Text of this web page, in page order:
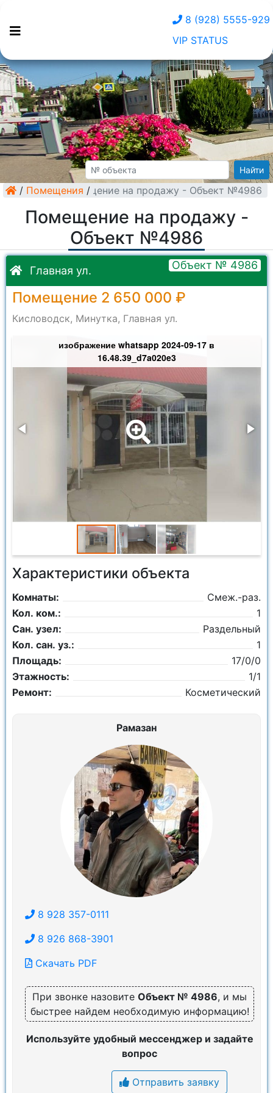
8 (928) 5555-929
VIP STATUS
Найти
/ Помещения /
Помещение на продажу - Объект №4986
Помещение на продажу -
Объект №4986
Главная ул. Объект № 4986
Помещение 2 650 000 ₽
Кисловодск, Минутка, Главная ул.
изображение whatsapp 2024-09-17 в
16.48.39_d7a020e3
Характеристики объекта
Комнаты:
Смеж.-раз.
Кол. ком.:
1
Сан. узел:
Раздельный
Кол. сан. уз.:
1
Площадь:
17/0/0
Этажность:
1/1
Ремонт:
Косметический
Рамазан
8 928 357-0111
8 926 868-3901
Скачать PDF
При звонке назовите Объект № 4986, и мы
быстрее найдем необходимую информацию!
Используйте удобный мессенджер и задайте
вопрос
Отправить заявку